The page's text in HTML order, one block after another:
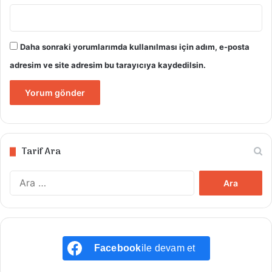
Daha sonraki yorumlarımda kullanılması için adım, e-posta
adresim ve site adresim bu tarayıcıya kaydedilsin.
Tarif Ara
Facebookile devam et